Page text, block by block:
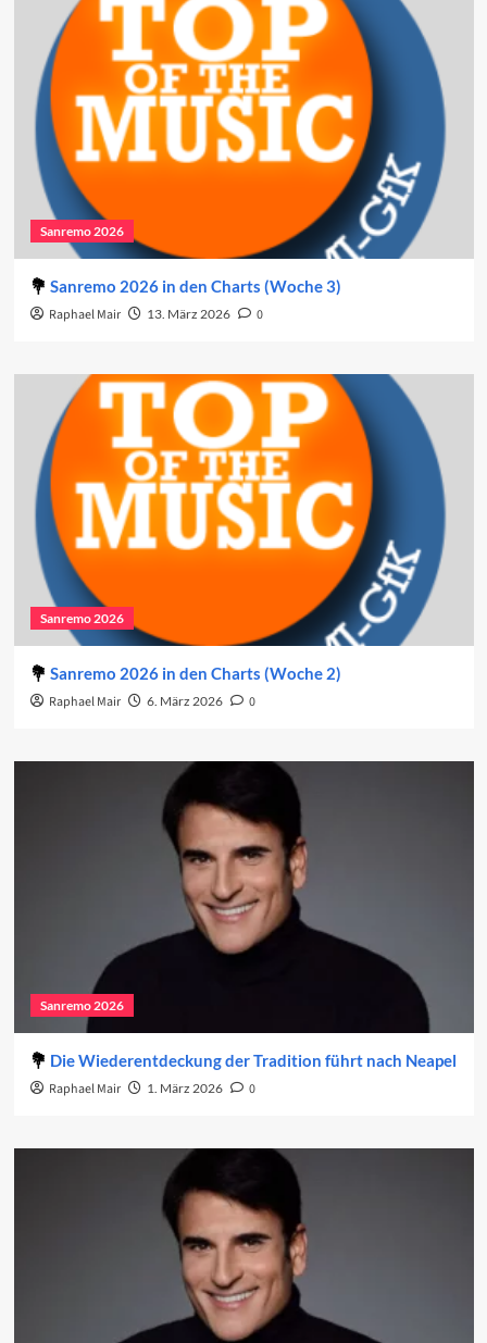
Sanremo 2026
Sanremo 2026 in den Charts (Woche 3)
Raphael Mair 13. März 2026 0
Sanremo 2026
Sanremo 2026 in den Charts (Woche 2)
Raphael Mair 6. März 2026 0
Sanremo 2026
Die Wiederentdeckung der Tradition führt nach Neapel
Raphael Mair 1. März 2026 0